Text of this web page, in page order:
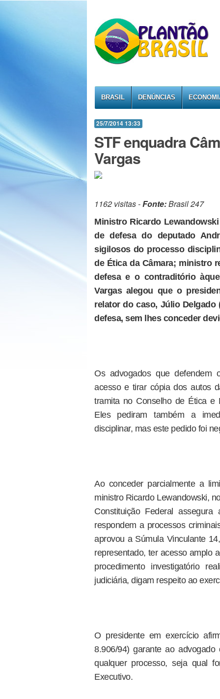
BRASIL DENÚNCIAS
25/7/2014 13:33
STF enquadra
Vargas
1162 visitas -Fonte:Brasil 247
Ministro Ricardo
de defesa do deputado
sigilosos do processo
de Ética da Câmara; ministro
defesa e o contraditório
Vargas alegou que o
relator do caso, Júlio Delgado
defesa, sem lhes conceder
Os advogados que defendem
acesso e tirar cópia dos autos
tramita no Conselho de Ética e
Eles pediram também a
disciplinar, mas este pedido foi
Ao conceder parcialmente a
ministro Ricardo Lewandowski,
Constituição Federal
respondem a processos
aprovou a Súmula Vinculante
representado, ter acesso amplo
procedimento investigatório
judiciária, digam respeito ao
O presidente em exercício
8.906/94) garante ao
qualquer processo, seja qual
Executivo.